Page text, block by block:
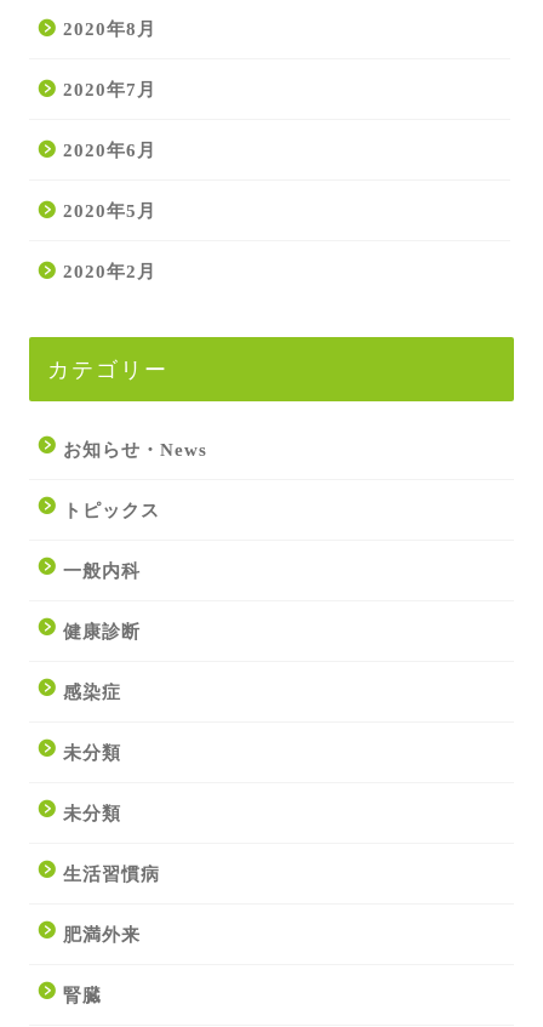
2020年8月
2020年7月
2020年6月
2020年5月
2020年2月
カテゴリー
お知らせ・News
トピックス
一般内科
健康診断
感染症
未分類
未分類
生活習慣病
肥満外来
腎臓